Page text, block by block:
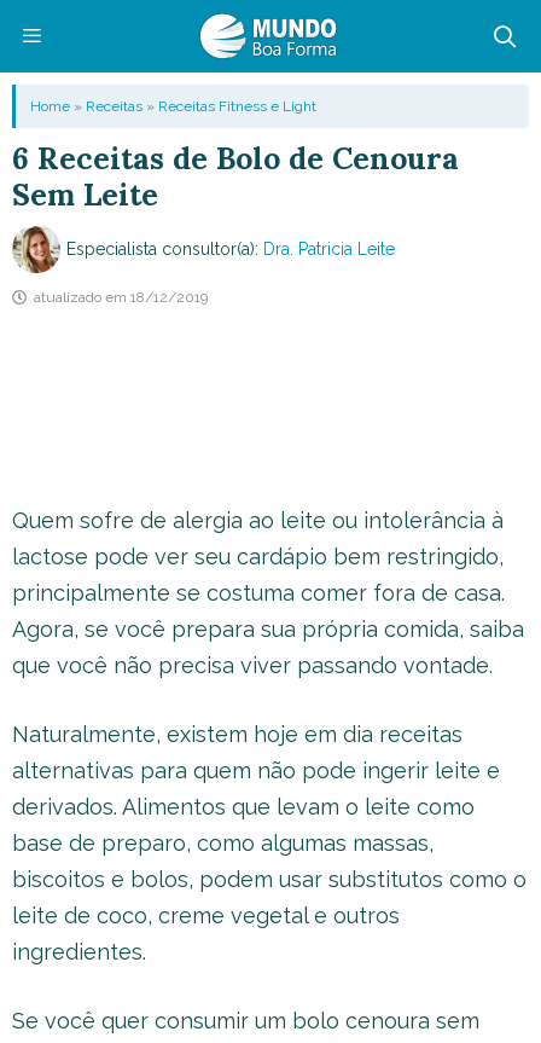
conteúdo
Menu
Home » Receitas » Receitas Fitness e Light
6 Receitas de Bolo de Cenoura
Sem Leite
Especialista consultor(a): Dra. Patricia Leite
atualizado em 18/12/2019
Quem sofre de alergia ao leite ou intolerância à
lactose pode ver seu cardápio bem restringido,
principalmente se costuma comer fora de casa.
Agora, se você prepara sua própria comida, saiba
que você não precisa viver passando vontade.
Naturalmente, existem hoje em dia receitas
alternativas para quem não pode ingerir leite e
derivados. Alimentos que levam o leite como
base de preparo, como algumas massas,
biscoitos e bolos, podem usar substitutos como o
leite de coco, creme vegetal e outros
ingredientes.
Se você quer consumir um bolo cenoura sem